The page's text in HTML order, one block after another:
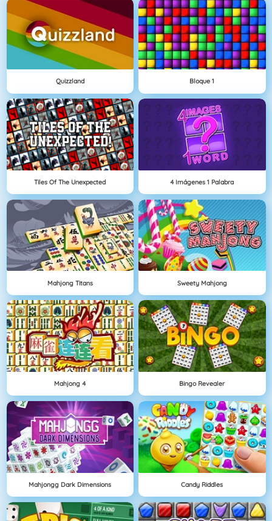
Quizzland Bloque 1
Tiles Of The Unexpected 4 Imágenes 1 Palabra
Mahjong Titans Sweety Mahjong
Mahjong 4 Bingo Revealer
Mahjongg Dark Dimensions Candy Riddles